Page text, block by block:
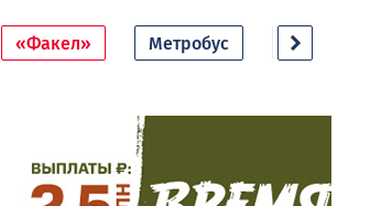
«Факел» Метробус Дачный